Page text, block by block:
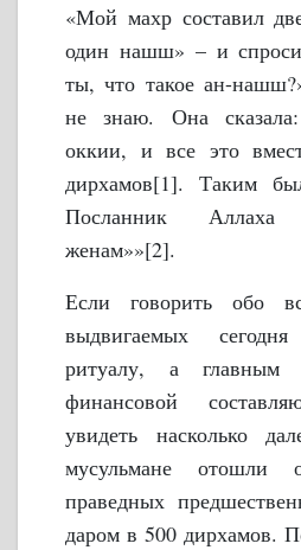
«Мой махр составил
один нашш» – и
ты, что такое ан-
не знаю. Она
оккии, и все это
дирхамов[1]. Таким
Посланник
женам»»[2].
Если говорить обо
выдвигаемых
ритуалу, а
финансовой
увидеть насколько
мусульмане
праведных
даром в 500 дирхамов.